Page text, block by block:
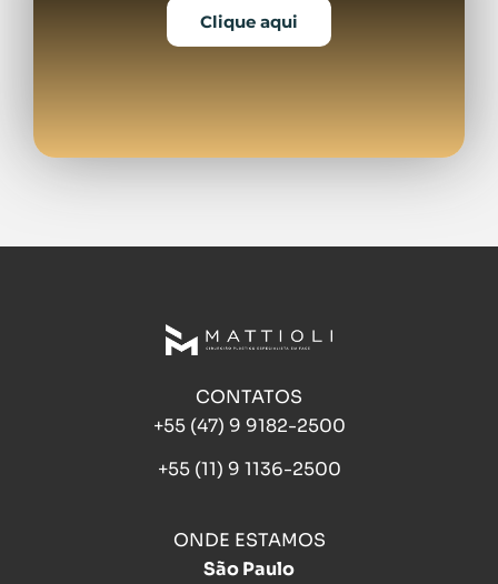
Clique aqui
CONTATOS
+55 (47) 9 9182-2500
+55 (11) 9 1136-2500
ONDE ESTAMOS
São Paulo